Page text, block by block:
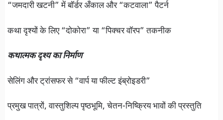
“जमदारी खटनी” में बॉर्डर अँकाल और “कटवाला” पैटर्न
कथा दृश्यों के लिए “दोकोरा” या “पिक्चर वॉरप” तकनीक
कथात्मक दृश्य का निर्माण
सेलिंग और ट्रांसफर से “वार्प या फील्ट इंब्रोइडरी”
प्रमुख पात्रों, वास्तुशिल्प पृष्ठभूमि, चेतन-निष्क्रिय भावों की प्रस्तुति